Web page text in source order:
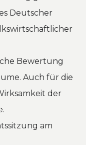
Deutscher
Bewertung
Auch für die
der
am